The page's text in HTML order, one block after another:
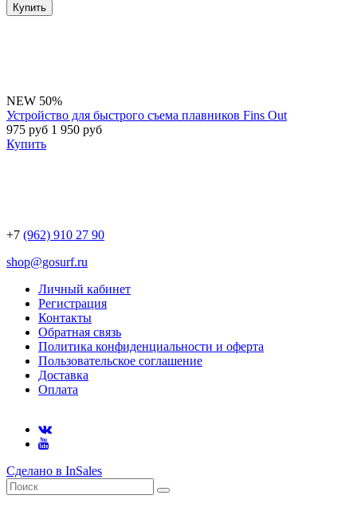
Купить
NEW 50%
Устройство для быстрого съема плавников Fins Out
975 руб 1 950 руб
Купить
+7 (962) 910 27 90
shop@gosurf.ru
Личный кабинет
Регистрация
Контакты
Обратная связь
Политика конфиденциальности и оферта
Пользовательское соглашение
Доставка
Оплата
Сделано в InSales